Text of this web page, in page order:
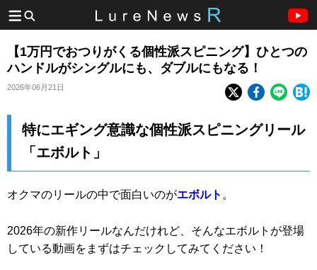
【1万円でおつりがくる個性派スピニング】ひとつの
ハンドルがシングルにも、ダブルにもなる！
2026年06月21日
特にエギング意識な個性派スピニングリール
「エボルト」
オクマのリールの中で面白いのがエボルト 。
2026年の新作リールなんだけれど、そんなエボルトが登場
している動画をまずはチェックしてみてください！